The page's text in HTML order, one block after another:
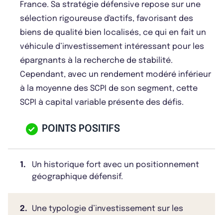
France. Sa stratégie défensive repose sur une
sélection rigoureuse d'actifs, favorisant des
biens de qualité bien localisés, ce qui en fait un
véhicule d’investissement intéressant pour les
épargnants à la recherche de stabilité.
Cependant, avec un rendement modéré inférieur
à la moyenne des SCPI de son segment, cette
SCPI à capital variable présente des défis.
POINTS POSITIFS
1.
Un historique fort avec un positionnement
géographique défensif.
2.
Une typologie d’investissement sur les